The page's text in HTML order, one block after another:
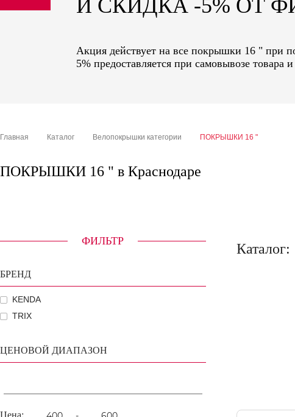
sale
И СКИДКА -5% ОТ
Акция действует на все покрышки 16 " при
5% предоставляется при самовывозе товара
Главная Каталог Велопокрышки категории ПОКРЫШКИ 16 "
ПОКРЫШКИ 16 " в Краснодаре
ФИЛЬТР
БРЕНД
KENDA
TRIX
ЦЕНОВОЙ ДИАПАЗОН
Цена:
Каталог: